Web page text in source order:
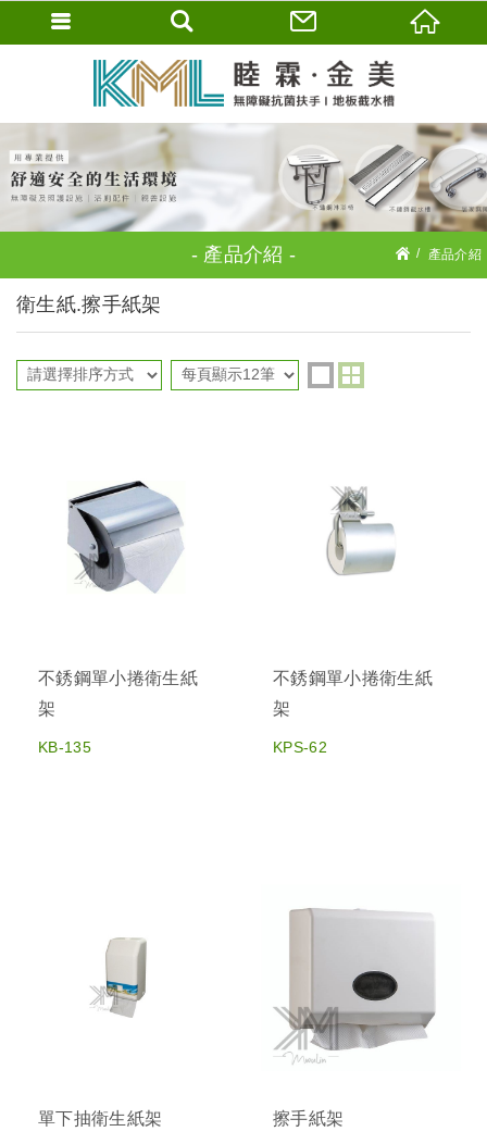
產品介紹 產品介紹
衛生紙.擦手紙架
不銹鋼單小捲衛生紙
架
KB-135
不銹鋼單小捲衛生紙
架
KPS-62
單下抽衛生紙架 擦手紙架